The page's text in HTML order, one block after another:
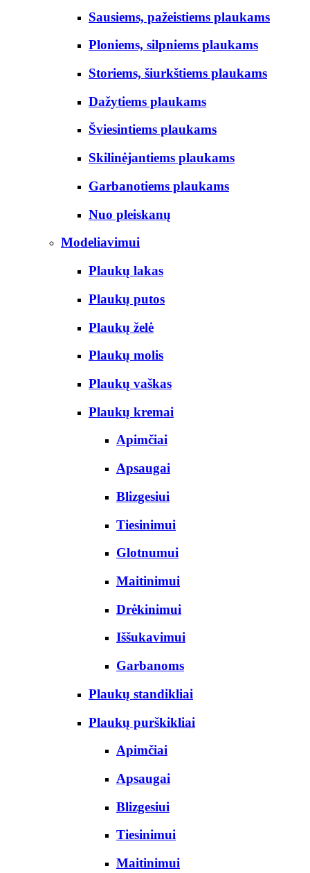
Sausiems, pažeistiems plaukams
Ploniems, silpniems plaukams
Storiems, šiurkštiems plaukams
Dažytiems plaukams
Šviesintiems plaukams
Skilinėjantiems plaukams
Garbanotiems plaukams
Nuo pleiskanų
Modeliavimui
Plaukų lakas
Plaukų putos
Plaukų želė
Plaukų molis
Plaukų vaškas
Plaukų kremai
Apimčiai
Apsaugai
Blizgesiui
Tiesinimui
Glotnumui
Maitinimui
Drėkinimui
Iššukavimui
Garbanoms
Plaukų standikliai
Plaukų purškikliai
Apimčiai
Apsaugai
Blizgesiui
Tiesinimui
Maitinimui